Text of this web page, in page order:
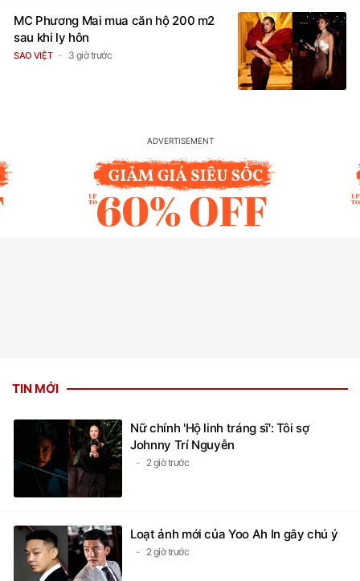
MC Phương Mai mua căn hộ 200 m2
sau khi ly hôn
SAO VIỆT 3 giờ trước
TIN MỚI
Nữ chính 'Hộ linh tráng sĩ': Tôi sợ
Johnny Trí Nguyễn
2 giờ trước
Loạt ảnh mới của Yoo Ah In gây chú ý
2 giờ trước